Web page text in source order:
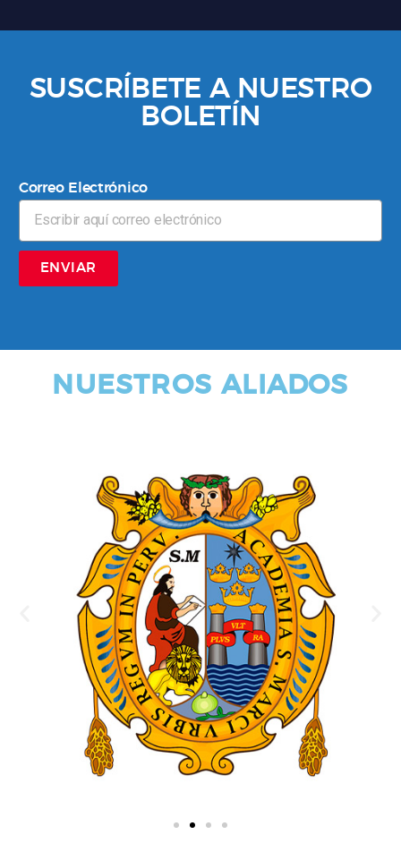
SUSCRÍBETE A NUESTRO
BOLETÍN
Correo Electrónico
ENVIAR
NUESTROS ALIADOS